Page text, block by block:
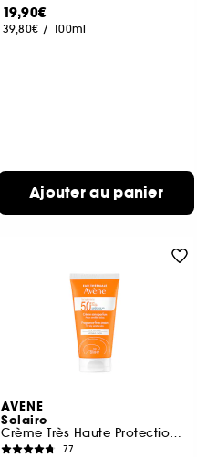
19,90€
39,80€ / 100ml
Ajouter au panier
AVENE
Solaire
Crème Très Haute Protection Sans Parfum SPF50+
77